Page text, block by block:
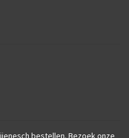
bestellen. Bezoek onze